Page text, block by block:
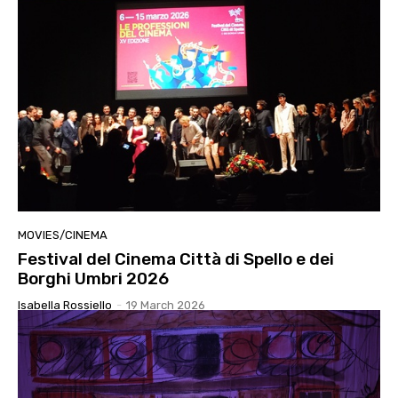
MOVIES/CINEMA
Festival del Cinema Città di Spello e dei
Borghi Umbri 2026
Isabella Rossiello - 19 March 2026